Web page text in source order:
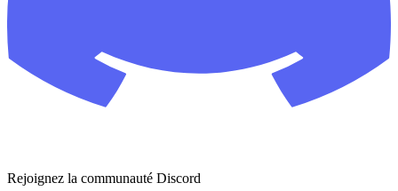
Rejoignez la communauté Discord